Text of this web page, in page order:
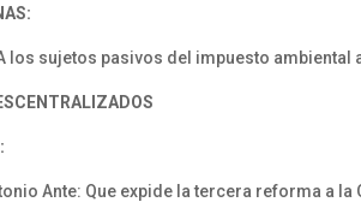
A los sujetos pasivos del impuesto
Ante: Que expide la tercera reforma